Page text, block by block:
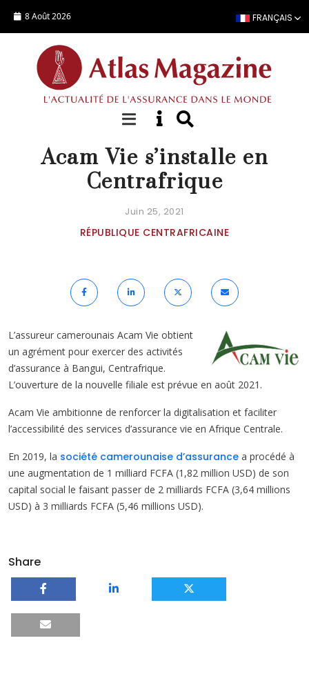
8 Août 2026 FRANÇAIS
ACTUALITÉ
Acam Vie s’installe en
Centrafrique
Juin 25, 2021
RÉPUBLIQUE CENTRAFRICAINE
L’assureur camerounais Acam Vie obtient
un agrément pour exercer des activités
d’assurance à Bangui, Centrafrique.
L’ouverture de la nouvelle filiale est prévue en août 2021.
Acam Vie ambitionne de renforcer la digitalisation et faciliter
l’accessibilité des services d’assurance vie en Afrique Centrale.
En 2019, la société camerounaise d’assurance a procédé à
une augmentation de 1 milliard FCFA (1,82 million USD) de son
capital social le faisant passer de 2 milliards FCFA (3,64 millions
USD) à 3 milliards FCFA (5,46 millions USD).
Share